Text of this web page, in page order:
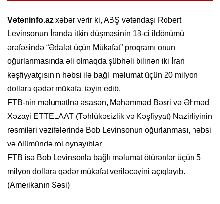
Vətəninfo.az xəbər verir ki, ABŞ vətəndaşı Robert
Levinsonun İranda itkin düşməsinin 18-ci ildönümü
ərəfəsində “Ədalət üçün Mükafat” proqramı onun
oğurlanmasında əli olmaqda şübhəli bilinən iki İran
kəşfiyyatçısının həbsi ilə bağlı məlumat üçün 20 milyon
dollara qədər mükafat təyin edib.
FTB-nin məlumatlna əsasən, Məhəmməd Bəsri və Əhməd
Xəzayi ETTELAAT (Təhlükəsizlik və Kəşfiyyat) Nazirliyinin
rəsmiləri vəzifələrində Bob Levinsonun oğurlanması, həbsi
və ölümündə rol oynayıblar.
FTB isə Bob Levinsonla bağlı məlumat ötürənlər üçün 5
milyon dollara qədər mükafat veriləcəyini açıqlayıb.
(Amerikanın Səsi)